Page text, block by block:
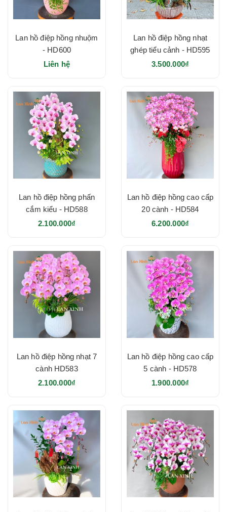
Lan hồ điệp hồng nhuộm
- HD600
Liên hệ
Lan hồ điệp hồng nhạt
ghép tiểu cảnh - HD595
3.500.000₫
Lan hồ điệp hồng phấn
cắm kiểu - HD588
2.100.000₫
Lan hồ điệp hồng cao cấp
20 cành - HD584
6.200.000₫
Lan hồ điệp hồng nhạt 7
cành HD583
2.100.000₫
Lan hồ điệp hồng cao cấp
5 cành - HD578
1.900.000₫